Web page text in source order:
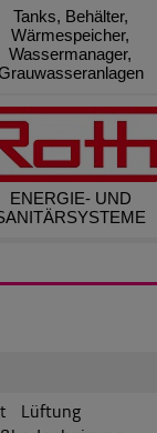
Tanks, Behälter,
Wärmespeicher,
Wassermanager,
ENERGIE- UND
Lüftung